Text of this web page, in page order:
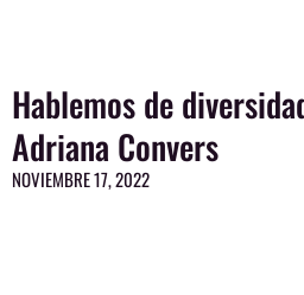
Hablemos de
Adriana Convers
NOVIEMBRE 17, 2022